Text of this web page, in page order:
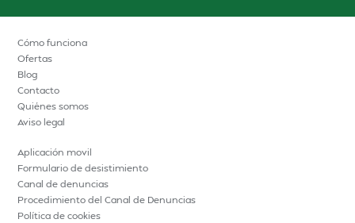
Cómo funciona
Ofertas
Blog
Contacto
Quiénes somos
Aviso legal
Aplicación movil
Formulario de desistimiento
Canal de denuncias
Procedimiento del Canal de Denuncias
Política de cookies